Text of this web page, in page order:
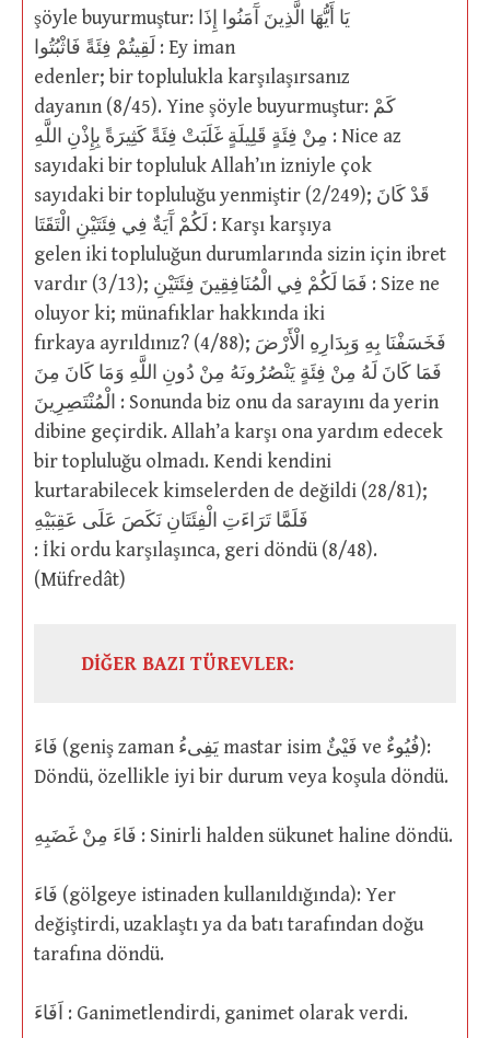
şöyle buyurmuştur: يَا أَيُّهَا الَّذِينَ آَمَنُوا إِذَا
لَقِيتُمْ فِئَةً فَاثْبُتُوا : Ey iman
edenler; bir toplulukla karşılaşırsanız
dayanın (8/45). Yine şöyle buyurmuştur: كَمْ
مِنْ فِئَةٍ قَلِيلَةٍ غَلَبَتْ فِئَةً كَثِيرَةً بِإِذْنِ اللَّهِ : Nice az
sayıdaki bir topluluk Allah’ın izniyle çok
sayıdaki bir topluluğu yenmiştir (2/249); قَدْ كَانَ
لَكُمْ آَيَةٌ فِي فِئَتَيْنِ الْتَقَتَا : Karşı karşıya
gelen iki topluluğun durumlarında sizin için ibret
vardır (3/13); فَمَا لَكُمْ فِي الْمُنَافِقِينَ فِئَتَيْنِ : Size ne
oluyor ki; münafıklar hakkında iki
fırkaya ayrıldınız? (4/88); فَخَسَفْنَا بِهِ وَبِدَارِهِ الْأَرْضَ
فَمَا كَانَ لَهُ مِنْ فِئَةٍ يَنْصُرُونَهُ مِنْ دُونِ اللَّهِ وَمَا كَانَ مِنَ
الْمُنْتَصِرِينَ : Sonunda biz onu da sarayını da yerin
dibine geçirdik. Allah’a karşı ona yardım edecek
bir topluluğu olmadı. Kendi kendini
kurtarabilecek kimselerden de değildi (28/81);
فَلَمَّا تَرَاءَتِ الْفِئَتَانِ نَكَصَ عَلَى عَقِبَيْهِ
: İki ordu karşılaşınca, geri döndü (8/48).
(Müfredât)
DİĞER BAZI TÜREVLER:
فَاءَ (geniş zaman يَفِىءُ mastar isim فَيْئٌ ve فُيُوءٌ):
Döndü, özellikle iyi bir durum veya koşula döndü.
فَاءَ مِنْ غَضَبِهِ : Sinirli halden sükunet haline döndü.
فَاءَ (gölgeye istinaden kullanıldığında): Yer
değiştirdi, uzaklaştı ya da batı tarafından doğu
tarafına döndü.
اَفَاءَ : Ganimetlendirdi, ganimet olarak verdi.